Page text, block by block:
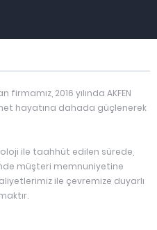
firmamız, 2016 yılında AKFEN
hayatına dahada güçlenerek
ile taahhüt edilen sürede,
müşteri memnuniyetine
ile çevremize duyarlı